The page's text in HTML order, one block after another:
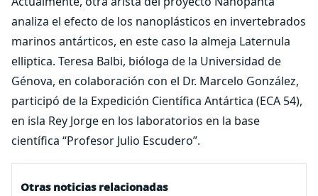
analiza el efecto de los nanoplásticos en invertebrados
marinos antárticos, en este caso la almeja Laternula
elliptica. Teresa Balbi, bióloga de la Universidad de
Génova, en colaboración con el Dr. Marcelo González,
participó de la Expedición Científica Antártica (ECA 54),
en isla Rey Jorge en los laboratorios en la base
científica “Profesor Julio Escudero”.
Otras noticias relacionadas